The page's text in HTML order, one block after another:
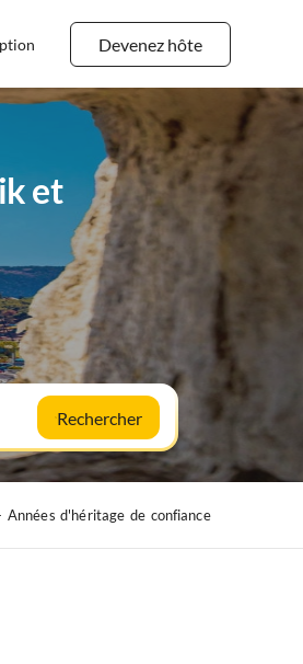
Devenez hôte
et
Rechercher
Années d'héritage de confiance